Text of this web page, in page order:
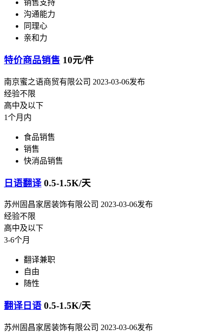
销售支持
沟通能力
同理心
亲和力
特价商品销售 10元/件
南京蜜之语商贸有限公司 2023-03-06发布
经验不限
高中及以下
1个月内
食品销售
销售
快消品销售
日语翻译 0.5-1.5K/天
苏州固昌家居装饰有限公司 2023-03-06发布
经验不限
高中及以下
3-6个月
翻译兼职
自由
随性
翻译日语 0.5-1.5K/天
苏州固昌家居装饰有限公司 2023-03-06发布